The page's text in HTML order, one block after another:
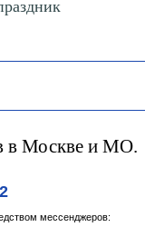
в Москве и МО.
мессенджеров: